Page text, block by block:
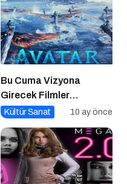
Bu Cuma Vizyona
Girecek Filmler
Açıklandı
Kültür Sanat 10 ay önce